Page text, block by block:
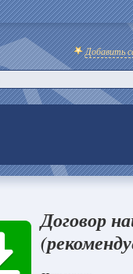
Добавить
Договор